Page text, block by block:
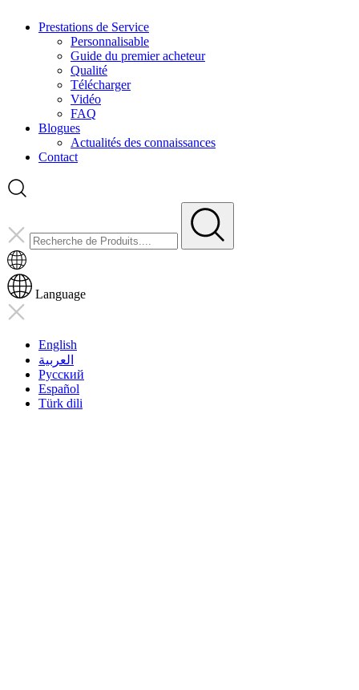
Prestations de Service
Personnalisable
Guide du premier acheteur
Qualité
Télécharger
Vidéo
FAQ
Blogues
Actualités des connaissances
Contact
Language
English
العربية
Pусский
Español
Türk dili